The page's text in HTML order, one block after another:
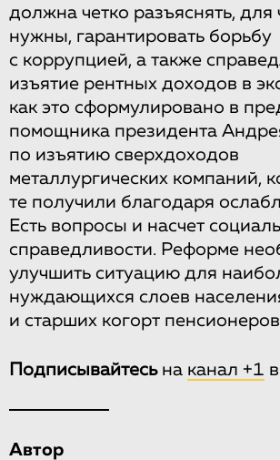
должна четко разъяснять, для
нужны, гарантировать борьбу
с коррупцией, а также
изъятие рентных доходов в
как это сформулировано в
помощника президента
по изъятию сверхдоходов
металлургических компаний,
те получили благодаря
Есть вопросы и насчет
справедливости. Реформе
улучшить ситуацию для
нуждающихся слоев
и старших когорт
Подписывайтесьна канал +1 в
Автор